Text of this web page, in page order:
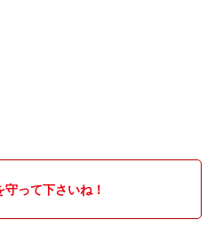
って下さいね！